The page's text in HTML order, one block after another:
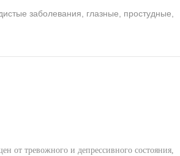
заболевания, глазные, простудные,
от тревожного и депрессивного состояния,